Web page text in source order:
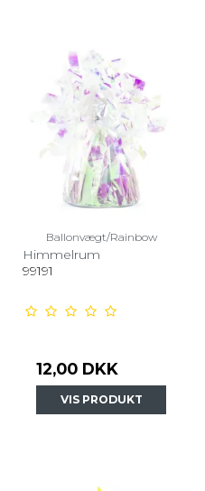
Ballonvægt/Rainbow
Himmelrum
99191
12,00 DKK
VIS PRODUKT